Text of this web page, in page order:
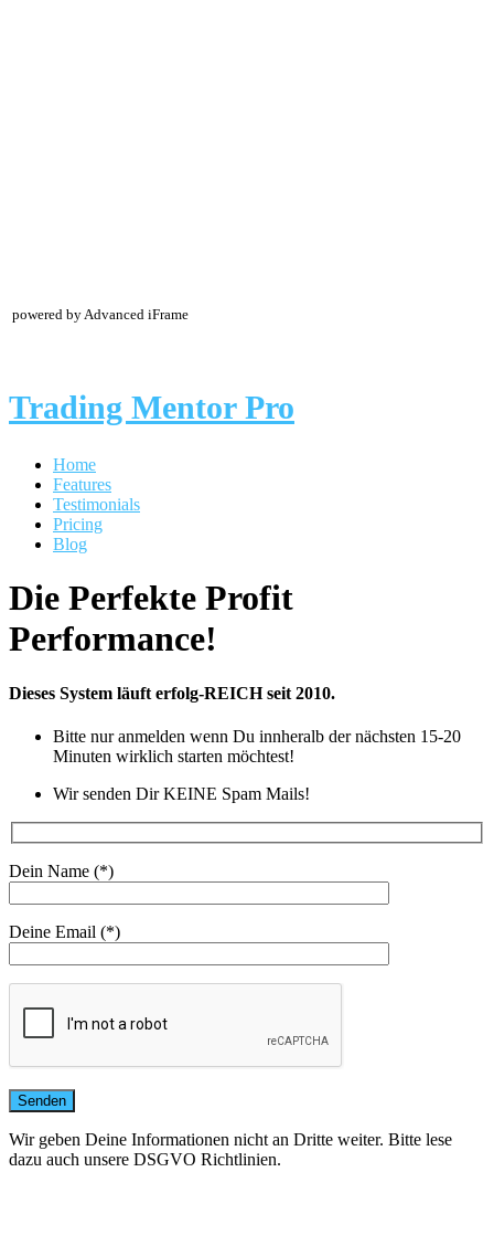
powered by Advanced iFrame
Trading Mentor Pro
Home
Features
Testimonials
Pricing
Blog
Die Perfekte Profit
Performance!
Dieses System läuft erfolg-REICH seit 2010.
Bitte nur anmelden wenn Du innheralb der nächsten 15-20
Minuten wirklich starten möchtest!
Wir senden Dir KEINE Spam Mails!
Dein Name (*)
Deine Email (*)
Wir geben Deine Informationen nicht an Dritte weiter. Bitte lese
dazu auch unsere DSGVO Richtlinien.